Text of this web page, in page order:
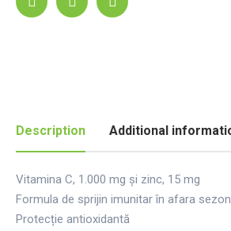
Description Additional
Vitamina C, 1.000 mg și zinc, 15 mg
Formula de sprijin imunitar în afara
Protecție antioxidantă